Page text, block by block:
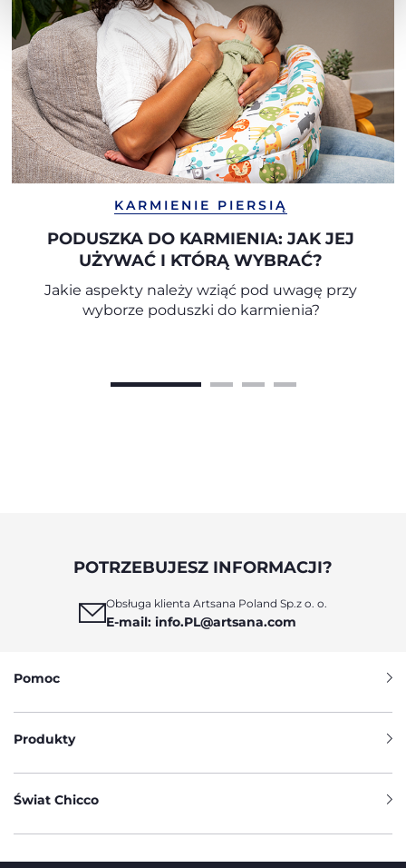
KARMIENIE PIERSIĄ
PODUSZKA DO KARMIENIA: JAK JEJ
UŻYWAĆ I KTÓRĄ WYBRAĆ?
Jakie aspekty należy wziąć pod uwagę przy
wyborze poduszki do karmienia?
POTRZEBUJESZ INFORMACJI?
Obsługa klienta Artsana Poland Sp.z o. o.
E-mail: info.PL@artsana.com
Pomoc
Produkty
Świat Chicco